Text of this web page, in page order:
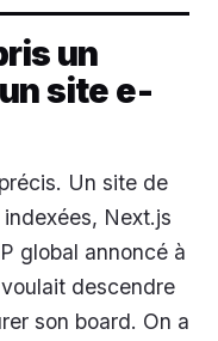
un
site e-
Un site de
Next.js
global annoncé à
descendre
son board. On a